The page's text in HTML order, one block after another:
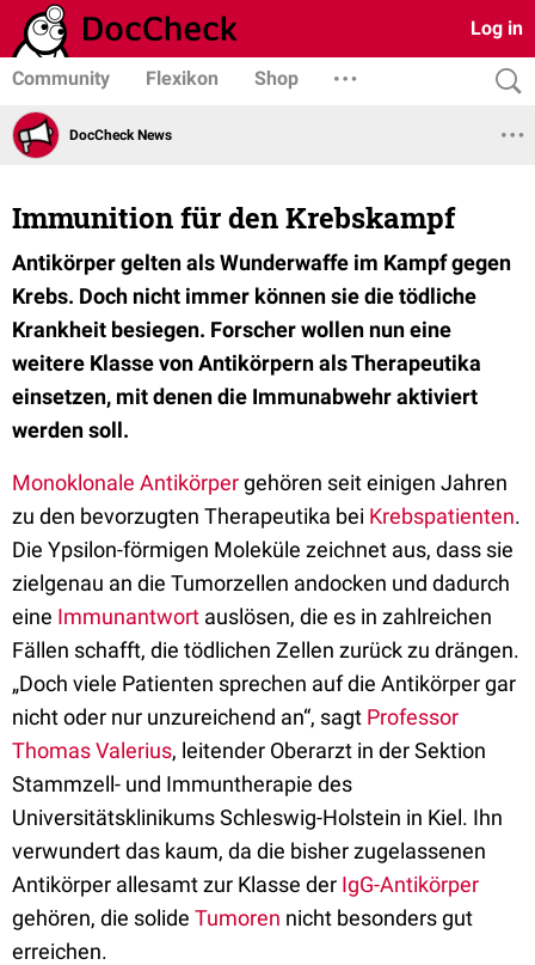
Log in
Community Flexikon Shop
DocCheck News
Immunition für den Krebskampf
Antikörper gelten als Wunderwaffe im Kampf gegen
Krebs. Doch nicht immer können sie die tödliche
Krankheit besiegen. Forscher wollen nun eine
weitere Klasse von Antikörpern als Therapeutika
einsetzen, mit denen die Immunabwehr aktiviert
werden soll.
Monoklonale Antikörpergehören seit einigen Jahren
zu den bevorzugten Therapeutika bei Krebspatienten.
Die Ypsilon-förmigen Moleküle zeichnet aus, dass sie
zielgenau an die Tumorzellen andocken und dadurch
eine Immunantwort auslösen, die es in zahlreichen
Fällen schafft, die tödlichen Zellen zurück zu drängen.
„Doch viele Patienten sprechen auf die Antikörper gar
nicht oder nur unzureichend an“, sagt Professor
Thomas Valerius, leitender Oberarzt in der Sektion
Stammzell- und Immuntherapie des
Universitätsklinikums Schleswig-Holstein in Kiel. Ihn
verwundert das kaum, da die bisher zugelassenen
Antikörper allesamt zur Klasse der IgG-Antikörper
gehören, die solide Tumoren nicht besonders gut
erreichen.